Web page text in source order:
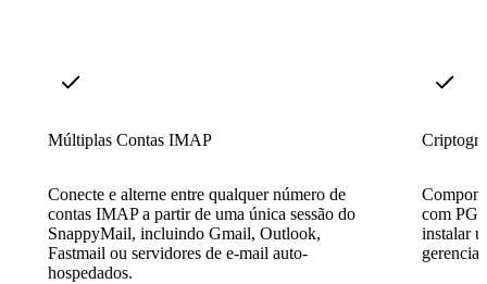
Múltiplas Contas IMAP
Conecte e alterne entre qualquer número de
contas IMAP a partir de uma única sessão do
SnappyMail, incluindo Gmail, Outlook,
Fastmail ou servidores de e-mail auto-
hospedados.
com
instalar